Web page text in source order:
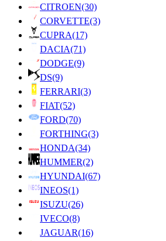
CITROEN(30)
CORVETTE(3)
CUPRA(17)
DACIA(71)
DODGE(9)
DS(9)
FERRARI(3)
FIAT(52)
FORD(70)
FORTHING(3)
HONDA(34)
HUMMER(2)
HYUNDAI(67)
INEOS(1)
ISUZU(26)
IVECO(8)
JAGUAR(16)